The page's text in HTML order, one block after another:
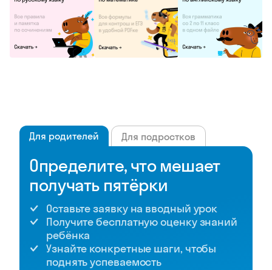
Для родителей Для подростков
Определите, что мешает
получать пятёрки
Оставьте заявку на вводный урок
Получите бесплатную оценку знаний
ребёнка
Узнайте конкретные шаги, чтобы
поднять успеваемость